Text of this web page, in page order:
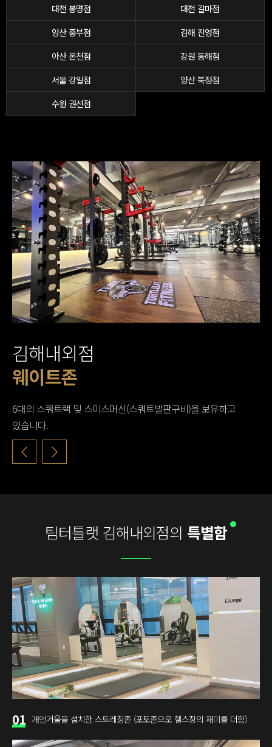
대전 봉명점
대전 갈마점
양산 중부점
김해 진영점
아산 온천점
강원 동해점
서울 강일점
양산 북정점
수원 권선점
프리웨이트존
프리웨이트존
김해내외점
웨이트존
6대의 스쿼트랙 및 스미스머신(스쿼트발판구비)을 보유하고
있습니다.
웨이트 머신존
웨이트 머신존
유산소존
유산소존
포토존
포토존
스트레칭존
탈의실 & 샤워실
팀터틀랫 김해내외점의 특별함
01 개인거울을 설치한 스트레칭존 (포토존으로 헬스장의 재미를 더함)